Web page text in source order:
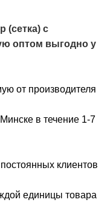
(сетка) с
оптом выгодно у
от производителя
в течение 1-7
клиентов
единицы товара